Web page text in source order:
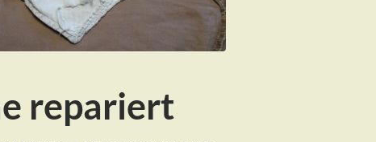
repariert